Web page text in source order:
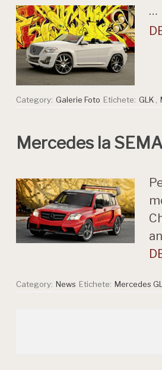
…
Category: Galerie Foto Etichete: GLK ,
Mercedes la
Category: News Etichete: Mercedes